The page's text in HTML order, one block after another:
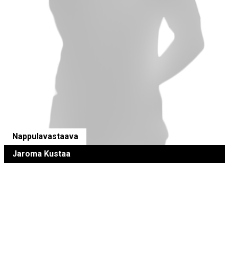
Nappulavastaava
Jaroma Kustaa